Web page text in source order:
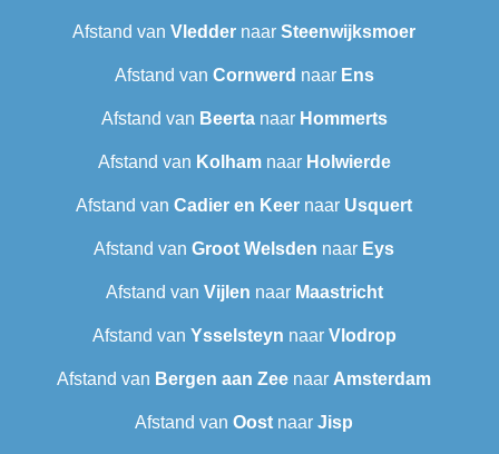
Afstand van Vledder naar Steenwijksmoer
Afstand van Cornwerd naar Ens
Afstand van Beertanaar Hommerts
Afstand van Kolhamnaar Holwierde
Afstand van Cadier en Keer naar Usquert
Afstand van Groot Welsden naar Eys
Afstand van Vijlen naar Maastricht
Afstand van Ysselsteyn naar Vlodrop
Afstand van Bergen aan Zee naar Amsterdam
Afstand van Oost naar Jisp